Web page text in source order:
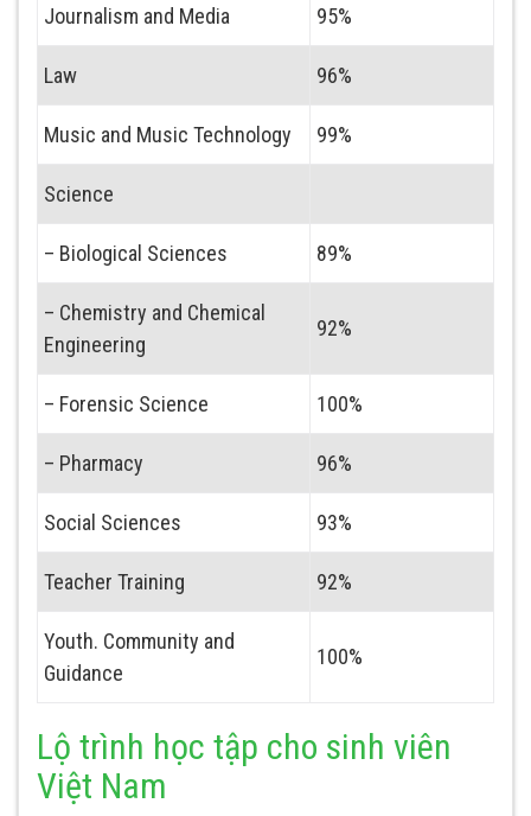
Journalism and Media 95%
Law 96%
Music and Music Technology 99%
Science
– Biological Sciences 89%
– Chemistry and Chemical
Engineering
92%
– Forensic Science 100%
– Pharmacy 96%
Social Sciences 93%
Teacher Training 92%
Youth. Community and
Guidance
100%
Lộ trình học tập cho sinh viên
Việt Nam